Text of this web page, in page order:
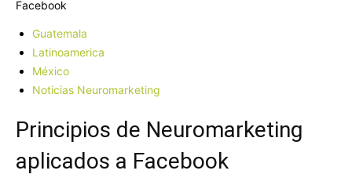
Facebook
Guatemala
Latinoamerica
México
Noticias Neuromarketing
Principios de Neuromarketing
aplicados a Facebook